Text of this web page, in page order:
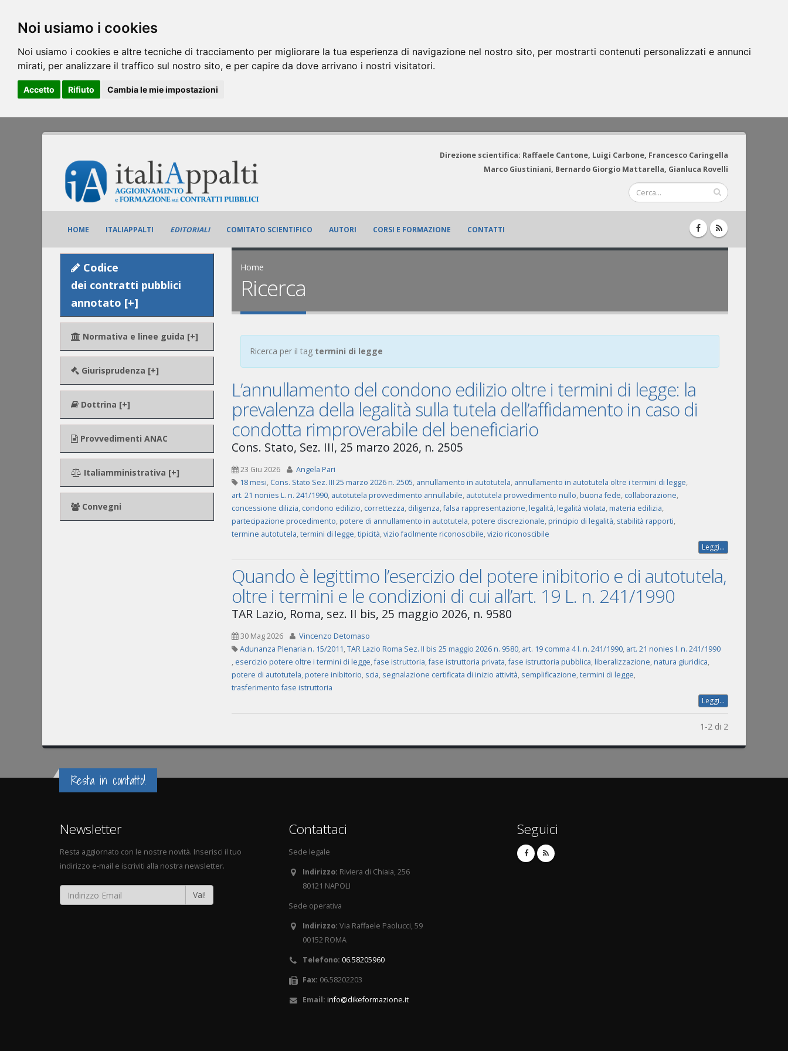
Noi usiamo i cookies
Noi usiamo i cookies e altre tecniche di tracciamento per migliorare la tua esperienza di navigazione nel nostro sito, per mostrarti contenuti personalizzati e annunci
mirati, per analizzare il traffico sul nostro sito, e per capire da dove arrivano i nostri visitatori.
Accetto Rifiuto Cambia le mie impostazioni
Direzione scientifica: Raffaele Cantone, Luigi Carbone, Francesco Caringella
Marco Giustiniani, Bernardo Giorgio Mattarella, Gianluca Rovelli
HOME ITALIAPPALTI EDITORIALI COMITATO SCIENTIFICO AUTORI CORSI E FORMAZIONE CONTATTI
Codice
dei contratti pubblici
annotato [+]
Normativa e linee guida [+]
Giurisprudenza [+]
Dottrina [+]
Provvedimenti ANAC
Italiamministrativa [+]
Convegni
Home
Ricerca
Ricerca per il tag termini di legge
L’annullamento del condono edilizio oltre i termini di legge: la
prevalenza della legalità sulla tutela dell’affidamento in caso di
condotta rimproverabile del beneficiario
Cons. Stato, Sez. III, 25 marzo 2026, n. 2505
23 Giu 2026
Angela Pari
18 mesi, Cons. Stato Sez. III 25 marzo 2026 n. 2505, annullamento in autotutela, annullamento in autotutela oltre i termini di legge,
art. 21 nonies L. n. 241/1990, autotutela provvedimento annullabile, autotutela provvedimento nullo,buona fede, collaborazione,
concessione dilizia, condono edilizio, correttezza, diligenza,falsa rappresentazione,legalità,legalità violata,materia edilizia,
partecipazione procedimento,potere di annullamento in autotutela,potere discrezionale,principio di legalità, stabilità rapporti,
termine autotutela,termini di legge,tipicità,vizio facilmente riconoscibile,vizio riconoscibile
Leggi...
Quando è legittimo l’esercizio del potere inibitorio e di autotutela,
oltre i termini e le condizioni di cui all’art. 19 L. n. 241/1990
TAR Lazio, Roma, sez. II bis, 25 maggio 2026, n. 9580
30 Mag 2026
Vincenzo Detomaso
Adunanza Plenaria n. 15/2011,TAR Lazio Roma Sez. II bis 25 maggio 2026 n. 9580, art. 19 comma 4 l. n. 241/1990, art. 21 nonies l. n. 241/1990
, esercizio potere oltre i termini di legge,fase istruttoria,fase istruttoria privata,fase istruttoria pubblica,liberalizzazione,natura giuridica,
potere di autotutela,potere inibitorio, scia, segnalazione certificata di inizio attività, semplificazione,termini di legge,
trasferimento fase istruttoria
Leggi...
1-2 di 2
Resta in contatto!
Newsletter
Resta aggiornato con le nostre novità. Inserisci il tuo
indirizzo e-mail e iscriviti alla nostra newsletter.
Vai!
Contattaci
Sede legale
Indirizzo: Riviera di Chiaia, 256
80121 NAPOLI
Sede operativa
Indirizzo: Via Raffaele Paolucci, 59
00152 ROMA
Telefono: 06.58205960
Fax: 06.58202203
Email: info@dikeformazione.it
Seguici